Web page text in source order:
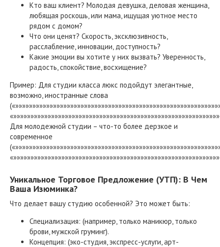
Кто ваш клиент? Молодая девушка, деловая женщина,
любящая роскошь, или мама, ищущая уютное место
рядом с домом?
Что они ценят? Скорость, эксклюзивность,
расслабление, инновации, доступность?
Какие эмоции вы хотите у них вызвать? Уверенность,
радость, спокойствие, восхищение?
Пример: Для студии класса люкс подойдут элегантные,
возможно, иностранные слова
Для молодежной студии – что-то более дерзкое и
современное
Уникальное Торговое Предложение (УТП): В Чем
Ваша Изюминка?
Что делает вашу студию особенной? Это может быть:
Специализация: (например, только маникюр, только
брови, мужской груминг).
Концепция: (эко-студия, экспресс-услуги, арт-